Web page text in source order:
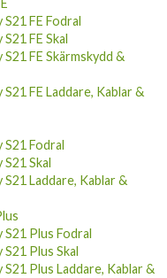
FE Fodral
S21 FE Skal
FE Skärmskydd &
FE Laddare, Kablar &
Fodral
S21 Skal
Laddare, Kablar &
Plus Fodral
S21 Plus Skal
Plus Laddare, Kablar &